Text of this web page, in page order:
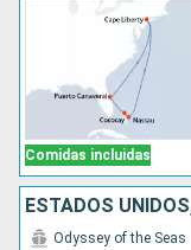
Comidas incluidas
ESTADOS
Odyssey of the Seas